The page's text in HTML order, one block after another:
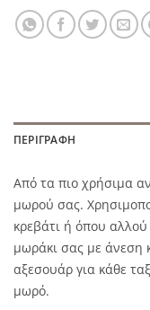
ΠΕΡΙΓΡΑΦΉ
Από τα πιο χρήσιμα
μωρού σας.
κρεβάτι ή όπου αλλού
μωράκι σας με άνεση
αξεσουάρ για κάθε
μωρό.